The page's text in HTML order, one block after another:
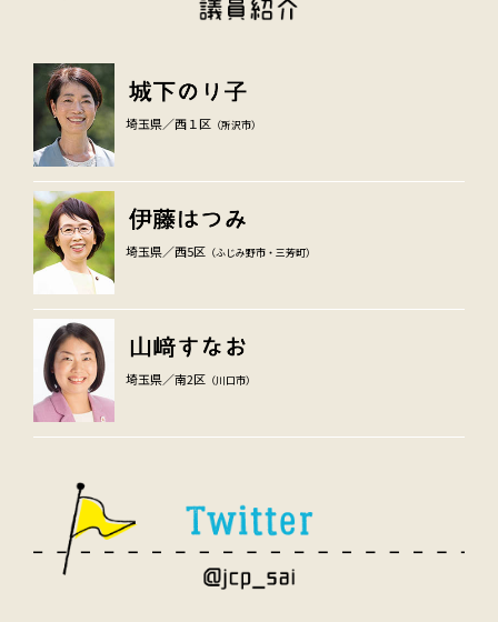
埼玉県／西１区 （所沢市）
埼玉県／西5区 （ふじみ野市・三芳町）
埼玉県／南2区 （川口市）